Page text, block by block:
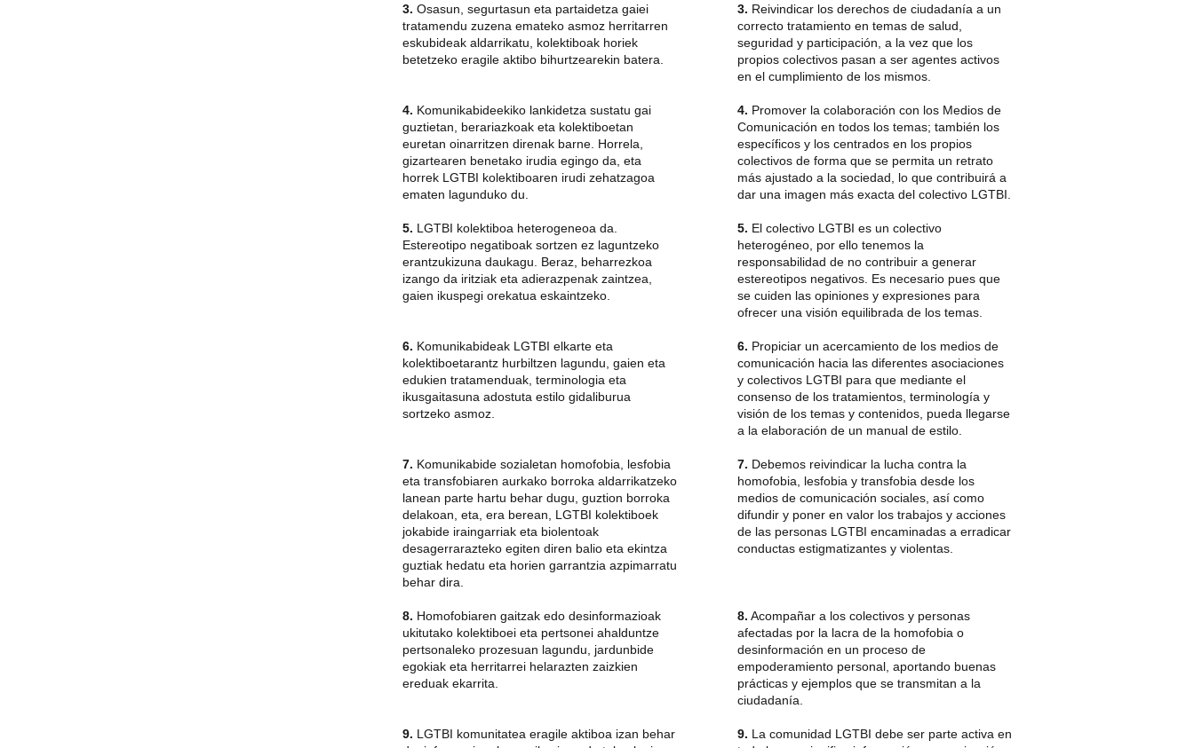
3. Osasun, segurtasun eta partaidetza gaiei
tratamendu zuzena emateko asmoz herritarren
eskubideak aldarrikatu, kolektiboak horiek
betetzeko eragile aktibo bihurtzearekin batera.
3. Reivindicar los derechos de ciudadanía a un
correcto tratamiento en temas de salud,
seguridad y participación, a la vez que los
propios colectivos pasan a ser agentes activos
en el cumplimiento de los mismos.
4. Komunikabideekiko lankidetza sustatu gai
guztietan, berariazkoak eta kolektiboetan
euretan oinarritzen direnak barne. Horrela,
gizartearen benetako irudia egingo da, eta
horrek LGTBI kolektiboaren irudi zehatzagoa
ematen lagunduko du.
4. Promover la colaboración con los Medios de
Comunicación en todos los temas; también los
específicos y los centrados en los propios
colectivos de forma que se permita un retrato
más ajustado a la sociedad, lo que contribuirá a
dar una imagen más exacta del colectivo LGTBI.
5. LGTBI kolektiboa heterogeneoa da.
Estereotipo negatiboak sortzen ez laguntzeko
erantzukizuna daukagu. Beraz, beharrezkoa
izango da iritziak eta adierazpenak zaintzea,
gaien ikuspegi orekatua eskaintzeko.
5. El colectivo LGTBI es un colectivo
heterogéneo, por ello tenemos la
responsabilidad de no contribuir a generar
estereotipos negativos. Es necesario pues que
se cuiden las opiniones y expresiones para
ofrecer una visión equilibrada de los temas.
6. Komunikabideak LGTBI elkarte eta
kolektiboetarantz hurbiltzen lagundu, gaien eta
edukien tratamenduak, terminologia eta
ikusgaitasuna adostuta estilo gidaliburua
sortzeko asmoz.
6. Propiciar un acercamiento de los medios de
comunicación hacia las diferentes asociaciones
y colectivos LGTBI para que mediante el
consenso de los tratamientos, terminología y
visión de los temas y contenidos, pueda llegarse
a la elaboración de un manual de estilo.
7. Komunikabide sozialetan homofobia, lesfobia
eta transfobiaren aurkako borroka aldarrikatzeko
lanean parte hartu behar dugu, guztion borroka
delakoan, eta, era berean, LGTBI kolektiboek
jokabide iraingarriak eta biolentoak
desagerrarazteko egiten diren balio eta ekintza
guztiak hedatu eta horien garrantzia azpimarratu
behar dira.
7. Debemos reivindicar la lucha contra la
homofobia, lesfobia y transfobia desde los
medios de comunicación sociales, así como
difundir y poner en valor los trabajos y acciones
de las personas LGTBI encaminadas a erradicar
conductas estigmatizantes y violentas.
8. Homofobiaren gaitzak edo desinformazioak
ukitutako kolektiboei eta pertsonei ahalduntze
pertsonaleko prozesuan lagundu, jardunbide
egokiak eta herritarrei helarazten zaizkien
ereduak ekarrita.
8. Acompañar a los colectivos y personas
afectadas por la lacra de la homofobia o
desinformación en un proceso de
empoderamiento personal, aportando buenas
prácticas y ejemplos que se transmitan a la
ciudadanía.
9. LGTBI komunitatea eragile aktiboa izan behar
9. La comunidad LGTBI debe ser parte activa en